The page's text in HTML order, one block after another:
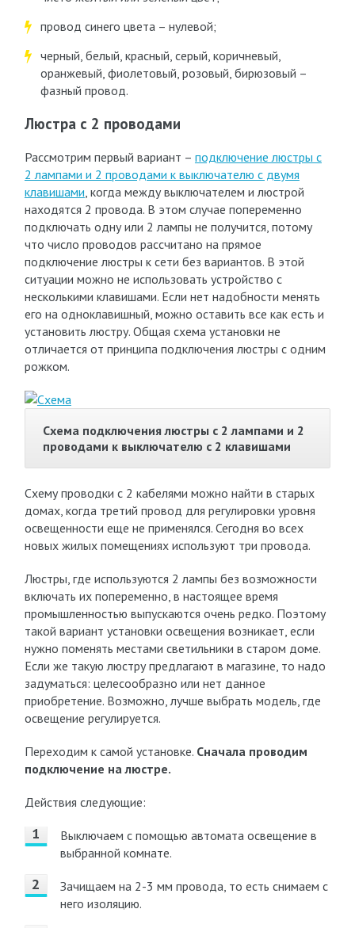
провод синего цвета – нулевой;
черный, белый, красный, серый, коричневый,
оранжевый, фиолетовый, розовый, бирюзовый –
фазный провод.
Люстра с 2 проводами
Рассмотрим первый вариант – подключение люстры с
2 лампами и 2 проводами к выключателю с двумя
клавишами, когда между выключателем и люстрой
находятся 2 провода. В этом случае попеременно
подключать одну или 2 лампы не получится, потому
что число проводов рассчитано на прямое
подключение люстры к сети без вариантов. В этой
ситуации можно не использовать устройство с
несколькими клавишами. Если нет надобности менять
его на одноклавишный, можно оставить все как есть и
установить люстру. Общая схема установки не
отличается от принципа подключения люстры с одним
рожком.
Схема подключения люстры с 2 лампами и 2
проводами к выключателю с 2 клавишами
Схему проводки с 2 кабелями можно найти в старых
домах, когда третий провод для регулировки уровня
освещенности еще не применялся. Сегодня во всех
новых жилых помещениях используют три провода.
Люстры, где используются 2 лампы без возможности
включать их попеременно, в настоящее время
промышленностью выпускаются очень редко. Поэтому
такой вариант установки освещения возникает, если
нужно поменять местами светильники в старом доме.
Если же такую люстру предлагают в магазине, то надо
задуматься: целесообразно или нет данное
приобретение. Возможно, лучше выбрать модель, где
освещение регулируется.
Переходим к самой установке. Сначала проводим
подключение на люстре.
Действия следующие:
Выключаем с помощью автомата освещение в
выбранной комнате.
Зачищаем на 2-3 мм провода, то есть снимаем с
него изоляцию.